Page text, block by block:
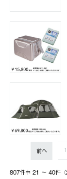
807件中 21 〜 40件（
前へ